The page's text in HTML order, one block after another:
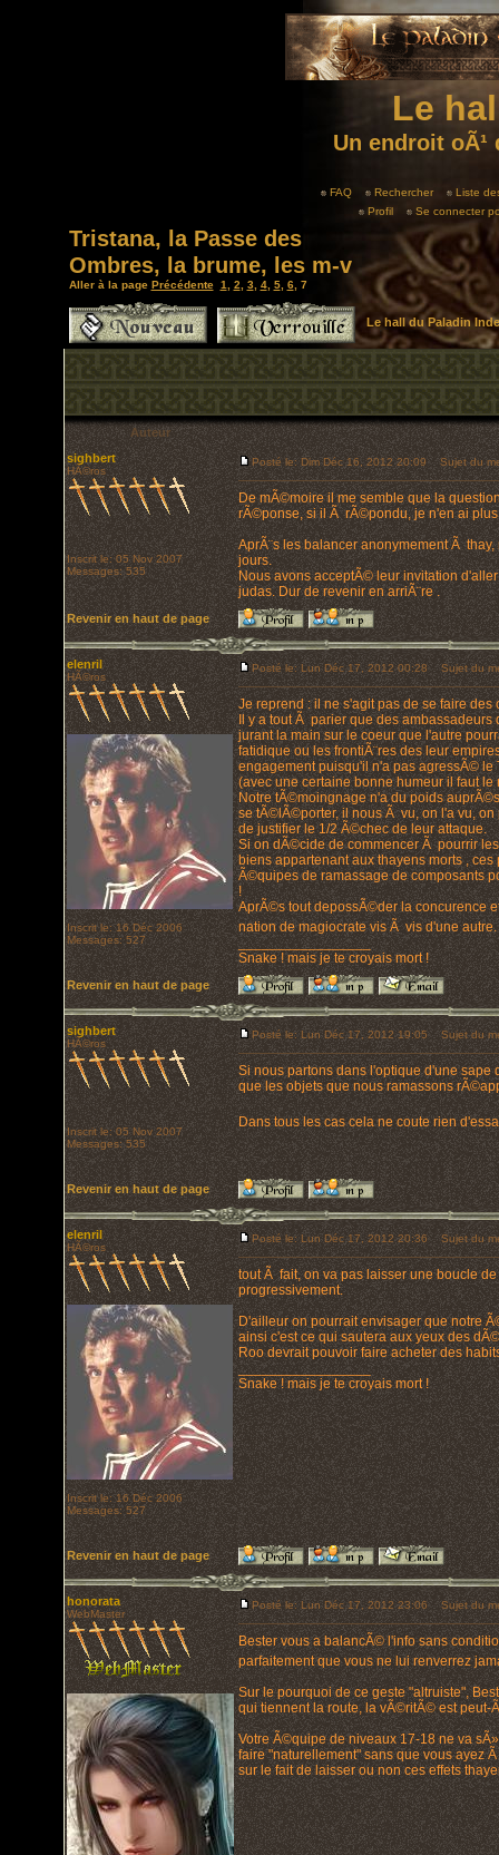
Le
Un endroit
FAQ Rechercher
Liste
Profil
Se connecter
Tristana, la Passe des
Ombres, la brume, les m-v
Aller à la page Précédente 1 2 3 4, 5, 6, 7
Le hall du Paladin
Auteur
sighbert
HÃ©ros
Inscrit le: 05 Nov 2007
Messages: 535
Posté le: Dim Déc 16, 2012 20:09 Sujet du
De mÃ©moire il me semble que la
rÃ©ponse, si il Ã rÃ©pondu, je n'en ai plus
AprÃ¨s les balancer anonymement Ã
jours.
Nous avons acceptÃ© leur invitation
judas. Dur de revenir en arriÃ¨re .
Revenir en haut de page
elenril
HÃ©ros
Inscrit le: 16 Déc 2006
Messages: 527
Posté le: Lun Déc 17, 2012 00:28 Sujet du
Je reprend : il ne s'agit pas de se faire
Il y a tout Ã parier que des ambassadeurs
jurant la main sur le coeur que l'autre
fatidique ou les frontiÃ¨res des leur
engagement puisqu'il n'a pas agressÃ©
(avec une certaine bonne humeur il faut le
Notre tÃ©moingnage n'a du poids
se tÃ©lÃ©porter, il nous Ã vu, on l'a vu,
de justifier le 1/2 Ã©chec de leur attaque.
Si on dÃ©cide de commencer Ã pourrir
biens appartenant aux thayens morts ,
Ã©quipes de ramassage de composants
!
AprÃ©s tout depossÃ©der la concurence
nation de magiocrate vis Ã vis d'une autre.
_________________
Snake ! mais je te croyais mort !
Revenir en haut de page
sighbert
HÃ©ros
Inscrit le: 05 Nov 2007
Messages: 535
Posté le: Lun Déc 17, 2012 19:05 Sujet du
Si nous partons dans l'optique d'une sape
que les objets que nous ramassons
Dans tous les cas cela ne coute rien
Revenir en haut de page
elenril
HÃ©ros
Inscrit le: 16 Déc 2006
Messages: 527
Posté le: Lun Déc 17, 2012 20:36 Sujet du
tout Ã fait, on va pas laisser une boucle
progressivement.
D'ailleur on pourrait envisager que notre
ainsi c'est ce qui sautera aux yeux des
Roo devrait pouvoir faire acheter des
_________________
Snake ! mais je te croyais mort !
Revenir en haut de page
honorata
WebMaster
Posté le: Lun Déc 17, 2012 23:06 Sujet du
Bester vous a balancÃ© l'info sans
parfaitement que vous ne lui renverrez
Sur le pourquoi de ce geste "altruiste",
qui tiennent la route, la vÃ©ritÃ© est peut-
Votre Ã©quipe de niveaux 17-18 ne va
faire "naturellement" sans que vous ayez
sur le fait de laisser ou non ces effets